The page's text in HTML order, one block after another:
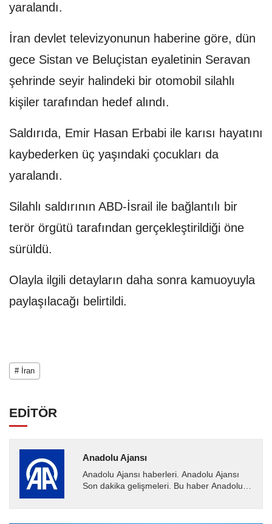
yaralandı.
İran devlet televizyonunun haberine göre, dün
gece Sistan ve Beluçistan eyaletinin Seravan
şehrinde seyir halindeki bir otomobil silahlı
kişiler tarafından hedef alındı.
Saldırıda, Emir Hasan Erbabi ile karısı hayatını
kaybederken üç yaşındaki çocukları da
yaralandı.
Silahlı saldırının ABD-İsrail ile bağlantılı bir
terör örgütü tarafından gerçekleştirildiği öne
sürüldü.
Olayla ilgili detayların daha sonra kamuoyuyla
paylaşılacağı belirtildi.
# İran
EDİTÖR
Anadolu Ajansı
Anadolu Ajansı haberleri. Anadolu Ajansı
Son dakika gelişmeleri. Bu haber Anadolu
Ajansı tarafından...